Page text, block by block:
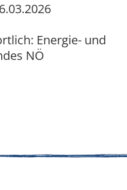
Energie- und
NÖ